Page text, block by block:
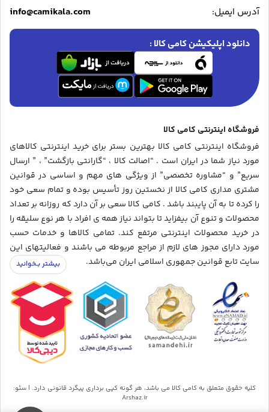
آدرس ایمیل: info@camikala.com
دانلود اپلیکیشن کامی کالا :
فروشگاه اینترنتی کامی کالا
فروشگاه اینترنتی کامی کالا بهترین بستر برای خرید اینترنتی کالاهای
مورد نیاز شما در ایران است . “اصالت کالا ، “گارانتی بازگشت” ، ” ارسال
سریع” و “مشاوره تخصصی” از ویژگی های مهم و اساسی در قوانین
مشتری مداری کامی کالا از نخستین روز تأسیس بوده و تمام سعی خود
را کرده تا به آن پایبند باشد . کامی کالا سعی بر آن دارد که روزانه بر تعداد
محصولات و تنوع آن بیفزاید تا بتواند نیاز همه ی افراد با هر نوع سلیقه را
در خرید محصولات اینترنتی مرتفع کند. تمامی کالاها و خدمات حسب
مورد دارای مجوز های لازم از مراجع مربوطه می باشند و فعالیتهای این
سایت تابع قوانین جمهوری اسلامی ایران می‌باشد.
کلیه حقوق متعلق به کامی کالا می باشد، هر گونه کپی برداری پیگرد قانونی دارد. | سئو:
Arshaz.ir